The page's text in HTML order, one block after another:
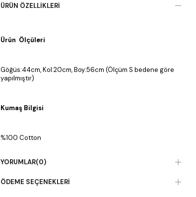
ÜRÜN ÖZELLIKLERI
Ürün Ölçüleri
Göğüs:44cm, Kol:20cm, Boy:56cm (Ölçüm S bedene göre
yapılmıştır)
Kumaş Bilgisi
%100 Cotton
YORUMLAR(0)
ÖDEME SEÇENEKLERI